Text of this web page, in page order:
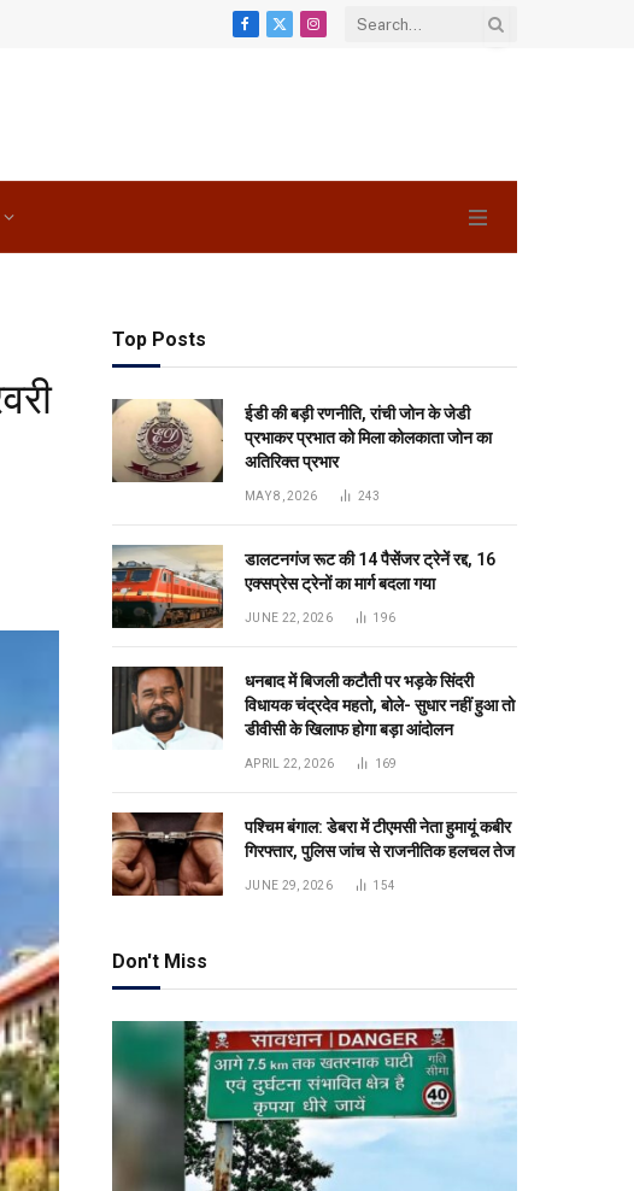
Facebook
X
Instagram
Top Posts
ईडी की बड़ी रणनीति, रांची जोन के जेडी
प्रभाकर प्रभात को मिला कोलकाता जोन का
अतिरिक्त प्रभार
MAY 8, 2026 243
डालटनगंज रूट की 14 पैसेंजर ट्रेनें रद्द, 16
एक्सप्रेस ट्रेनों का मार्ग बदला गया
JUNE 22, 2026 196
धनबाद में बिजली कटौती पर भड़के सिंदरी
विधायक चंद्रदेव महतो, बोले- सुधार नहीं हुआ तो
डीवीसी के खिलाफ होगा बड़ा आंदोलन
APRIL 22, 2026 169
पश्चिम बंगाल: डेबरा में टीएमसी नेता हुमायूं कबीर
गिरफ्तार, पुलिस जांच से राजनीतिक हलचल तेज
JUNE 29, 2026 154
Don't Miss